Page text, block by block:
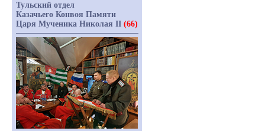
Тульский отдел
Казачьего Конвоя Памяти
Царя Мученика Николая II (66)